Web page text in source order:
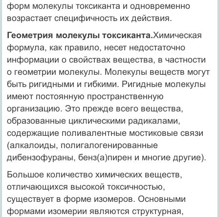
форм молекулы токсиканта и одновременно
возрастает специфичность их действия.
Геометрия молекулы токсиканта.Химическая
формула, как правило, несет недостаточно
информации о свойствах вещества, в частности
о геометрии молекулы. Молекулы веществ могут
быть ригидными и гибкими. Ригидные молекулы
имеют постоянную пространственную
организацию. Это прежде всего вещества,
образованные циклическими радикалами,
содержащие поливалентные мостиковые связи
(алкалоиды, полигалогенированные
дибензофураны, бенз(а)пирен и многие другие).
Большое количество химических веществ,
отличающихся высокой токсичностью,
существует в форме изомеров. Основными
формами изомерии являются структурная,